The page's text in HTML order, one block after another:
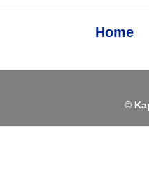
Home
©